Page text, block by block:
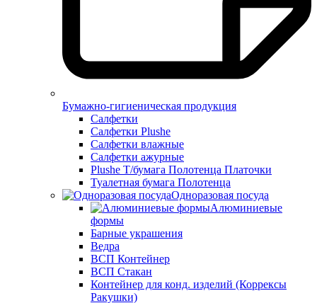
Бумажно-гигиеническая продукция
Салфетки
Салфетки Plushe
Салфетки влажные
Салфетки ажурные
Plushe Т/бумага Полотенца Платочки
Туалетная бумага Полотенца
Одноразовая посуда
Алюминиевые
формы
Барные украшения
Ведра
ВСП Контейнер
ВСП Стакан
Контейнер для конд. изделий (Коррексы
Ракушки)